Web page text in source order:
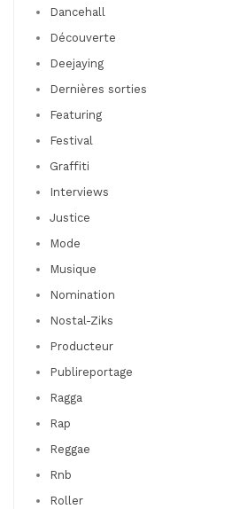
Dancehall
Découverte
Deejaying
Dernières sorties
Featuring
Festival
Graffiti
Interviews
Justice
Mode
Musique
Nomination
Nostal-Ziks
Producteur
Publireportage
Ragga
Rap
Reggae
Rnb
Roller